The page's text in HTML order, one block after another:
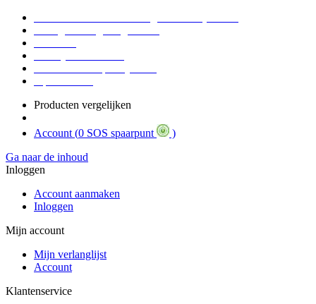
Producten vergelijken
Account (0 SOS spaarpunt
)
Ga naar de inhoud
Inloggen
Account aanmaken
Inloggen
Mijn account
Mijn verlanglijst
Account
Klantenservice